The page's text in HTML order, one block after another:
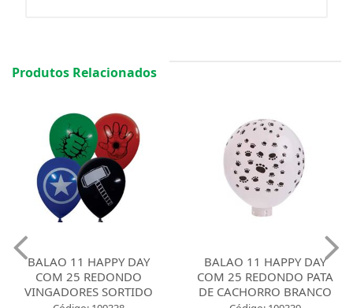
Produtos Relacionados
BALAO 11 HAPPY DAY
COM 25 REDONDO
VINGADORES SORTIDO
BALAO 11 HAPPY DAY
COM 25 REDONDO PATA
DE CACHORRO BRANCO